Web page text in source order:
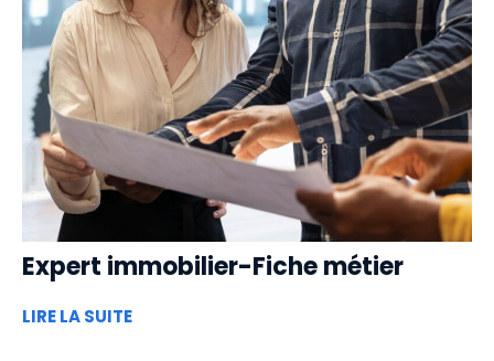
Expert immobilier-Fiche métier
LIRE LA SUITE